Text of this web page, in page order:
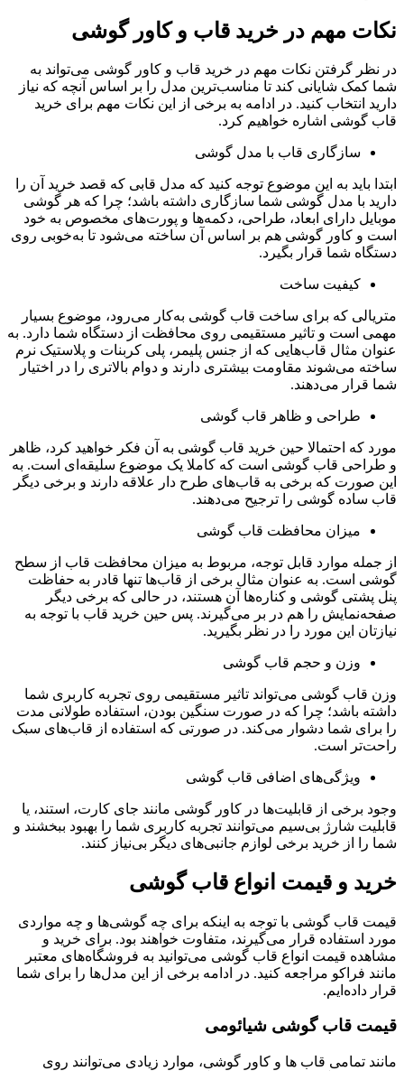
نکات مهم در خرید قاب و کاور گوشی
در نظر گرفتن نکات مهم در خرید قاب و کاور گوشی می‌تواند به
شما کمک شایانی کند تا مناسب‌ترین مدل را بر اساس آنچه که نیاز
دارید انتخاب کنید. در ادامه به برخی از این نکات مهم برای خرید
قاب گوشی اشاره خواهیم کرد.
سازگاری قاب با مدل گوشی
ابتدا باید به این موضوع توجه کنید که مدل قابی که قصد خرید آن را
دارید با مدل گوشی شما سازگاری داشته باشد؛ چرا که هر گوشی
موبایل دارای ابعاد، طراحی، دکمه‌ها و پورت‌های مخصوص به خود
است و کاور گوشی هم بر اساس آن ساخته می‌شود تا به‌خوبی روی
دستگاه شما قرار بگیرد.
کیفیت ساخت
متریالی که برای ساخت قاب گوشی به‌کار می‌رود، موضوع بسیار
مهمی است و تاثیر مستقیمی روی محافظت از دستگاه شما دارد. به
عنوان مثال قاب‌هایی که از جنس پلیمر،‌ پلی کربنات و پلاستیک نرم
ساخته می‌شوند مقاومت بیشتری دارند و دوام بالاتری را در اختیار
شما قرار می‌دهند.
طراحی و ظاهر قاب گوشی
مورد که احتمالا حین خرید قاب گوشی به آن فکر خواهید کرد، ظاهر
و طراحی قاب گوشی است که کاملا یک موضوع سلیقه‌ای است. به
این صورت که برخی به قاب‌های طرح دار علاقه دارند و برخی دیگر
قاب ساده گوشی را ترجیح می‌دهند.
میزان محافظت قاب گوشی
از جمله موارد قابل توجه، مربوط به میزان محافظت قاب از سطح
گوشی است. به عنوان مثال برخی از قاب‌ها تنها قادر به حفاظت
پنل پشتی گوشی و کناره‌‌ها آن هستند، در حالی که برخی دیگر
صفحه‌نمایش را هم در بر می‌گیرند. پس حین خرید قاب با توجه به
نیازتان این مورد را در نظر بگیرید.
وزن و حجم قاب گوشی
وزن قاب گوشی می‌تواند تاثیر مستقیمی روی تجربه کاربری شما
داشته باشد؛ چرا که در صورت سنگین بودن، استفاده طولانی مدت
را برای شما دشوار می‌کند. در صورتی که استفاده از قاب‌های سبک
راحت‌تر است.
ویژگی‌های اضافی قاب گوشی
وجود برخی از قابلیت‌‌ها در کاور گوشی مانند جای کارت، استند، یا
قابلیت شارژ بی‌سیم می‌توانند تجربه کاربری شما را بهبود ببخشند و
شما را از خرید برخی لوازم جانبی‌های دیگر بی‌نیاز کنند.
خرید و قیمت انواع قاب گوشی
قیمت قاب‌ گوشی با توجه به اینکه برای چه گوشی‌ها و چه مواردی
مورد استفاده قرار می‌گیرند، متفاوت خواهند بود. برای خرید و
مشاهده قیمت انواع قاب گوشی می‌توانید به فروشگاه‌‌های معتبر
مانند فراکو مراجعه کنید. در ادامه برخی از این مدل‌‌ها را برای شما
قرار داده‌ایم.
قیمت قاب گوشی شیائومی
مانند تمامی قاب ها و کاور گوشی، موارد زیادی می‌توانند روی